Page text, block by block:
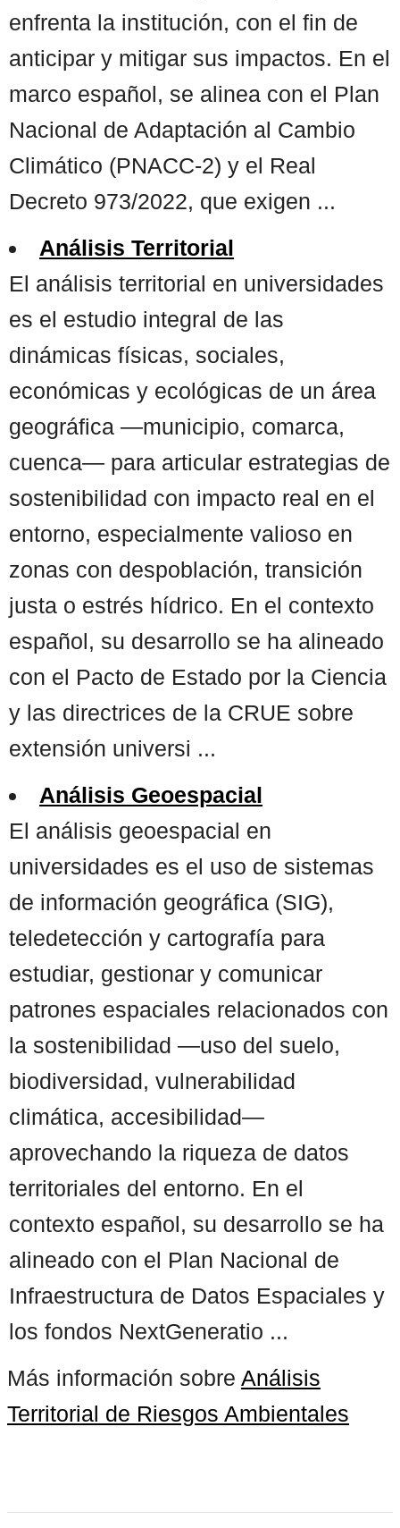
enfrenta la institución, con el fin de
anticipar y mitigar sus impactos. En el
marco español, se alinea con el Plan
Nacional de Adaptación al Cambio
Climático (PNACC-2) y el Real
Decreto 973/2022, que exigen ...
Análisis Territorial
El análisis territorial en universidades
es el estudio integral de las
dinámicas físicas, sociales,
económicas y ecológicas de un área
geográfica —municipio, comarca,
cuenca— para articular estrategias de
sostenibilidad con impacto real en el
entorno, especialmente valioso en
zonas con despoblación, transición
justa o estrés hídrico. En el contexto
español, su desarrollo se ha alineado
con el Pacto de Estado por la Ciencia
y las directrices de la CRUE sobre
extensión universi ...
Análisis Geoespacial
El análisis geoespacial en
universidades es el uso de sistemas
de información geográfica (SIG),
teledetección y cartografía para
estudiar, gestionar y comunicar
patrones espaciales relacionados con
la sostenibilidad —uso del suelo,
biodiversidad, vulnerabilidad
climática, accesibilidad—
aprovechando la riqueza de datos
territoriales del entorno. En el
contexto español, su desarrollo se ha
alineado con el Plan Nacional de
Infraestructura de Datos Espaciales y
los fondos NextGeneratio ...
Más información sobre Análisis
Territorial de Riesgos Ambientales